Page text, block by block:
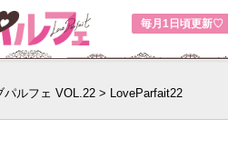
毎月1日頃更新♡
パルフェ VOL.22> LoveParfait22